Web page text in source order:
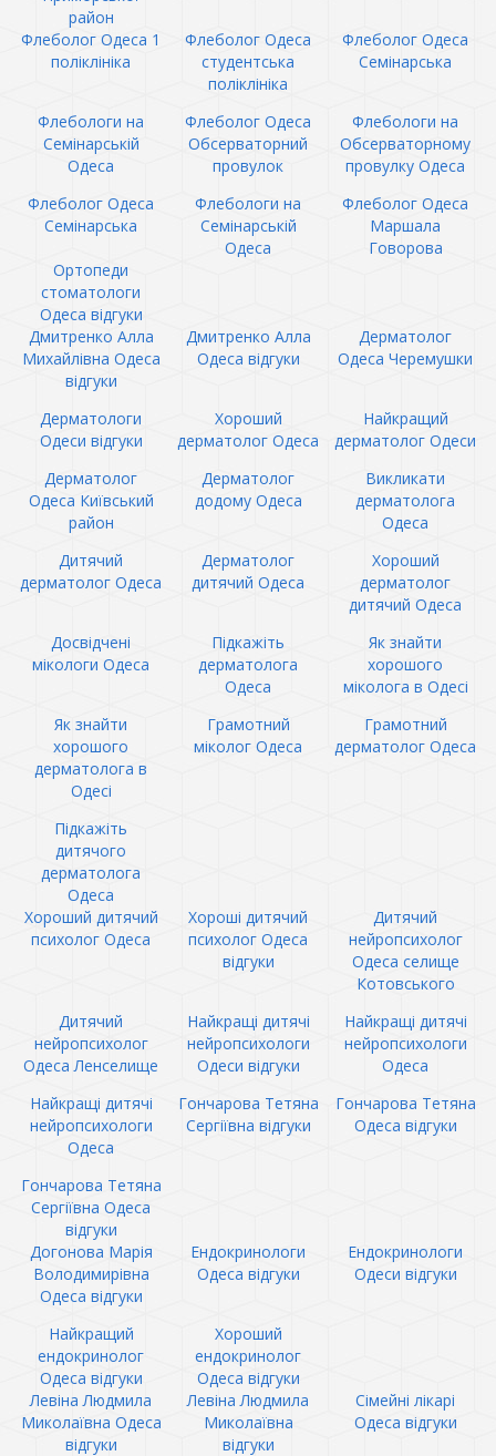
район
Флеболог Одеса 1
поліклініка
Флеболог Одеса
студентська
поліклініка
Флеболог Одеса
Семінарська
Флебологи на
Семінарській
Одеса
Флеболог Одеса
Обсерваторний
провулок
Флебологи на
Обсерваторному
провулку Одеса
Флеболог Одеса
Семінарська
Флебологи на
Семінарській
Одеса
Флеболог Одеса
Маршала
Говорова
Ортопеди
стоматологи
Одеса відгуки
Дмитренко Алла
Михайлівна Одеса
відгуки
Дмитренко Алла
Одеса відгуки
Дерматолог
Одеса Черемушки
Дерматологи
Одеси відгуки
Хороший
дерматолог Одеса
Найкращий
дерматолог Одеси
Дерматолог
Одеса Київський
район
Дерматолог
додому Одеса
Викликати
дерматолога
Одеса
Дитячий
дерматолог Одеса
Дерматолог
дитячий Одеса
Хороший
дерматолог
дитячий Одеса
Досвідчені
мікологи Одеса
Підкажіть
дерматолога
Одеса
Як знайти
хорошого
міколога в Одесі
Як знайти
хорошого
дерматолога в
Одесі
Грамотний
міколог Одеса
Грамотний
дерматолог Одеса
Підкажіть
дитячого
дерматолога
Одеса
Хороший дитячий
психолог Одеса
Хороші дитячий
психолог Одеса
відгуки
Дитячий
нейропсихолог
Одеса селище
Котовського
Дитячий
нейропсихолог
Одеса Ленселище
Найкращі дитячі
нейропсихологи
Одеси відгуки
Найкращі дитячі
нейропсихологи
Одеса
Найкращі дитячі
нейропсихологи
Одеса
Гончарова Тетяна
Сергіївна відгуки
Гончарова Тетяна
Одеса відгуки
Гончарова Тетяна
Сергіївна Одеса
відгуки
Догонова Марія
Володимирівна
Одеса відгуки
Ендокринологи
Одеса відгуки
Ендокринологи
Одеси відгуки
Найкращий
ендокринолог
Одеса відгуки
Хороший
ендокринолог
Одеса відгуки
Левіна Людмила
Миколаївна Одеса
відгуки
Левіна Людмила
Миколаївна
відгуки
Сімейні лікарі
Одеса відгуки